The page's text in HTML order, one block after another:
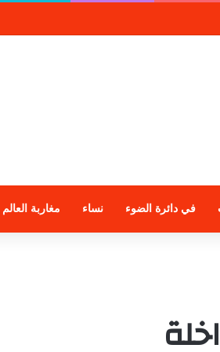
في دائرة الضوء نساء مغاربة العالم